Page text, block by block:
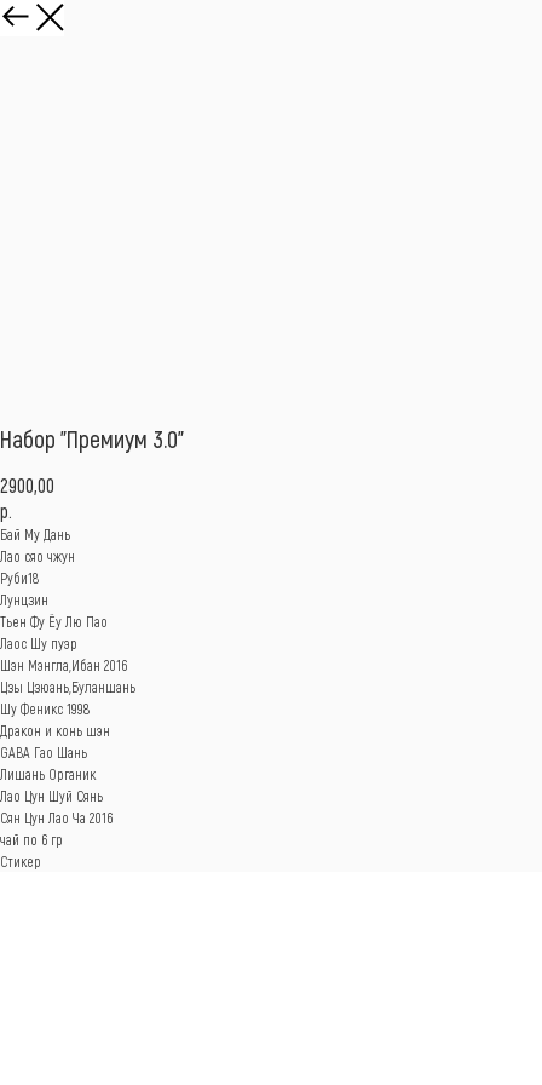
Набор "Премиум 3.0"
2900,00
р.
Бай Му Дань
Лао сяо чжун
Руби18
Лунцзин
Тьен Фу Ёу Лю Пао
Лаос Шу пуэр
Шэн Мэнгла,Ибан 2016
Цзы Цзюань,Буланшань
Шу Феникс 1998
Дракон и конь шэн
GABA Гао Шань
Лишань Органик
Лао Цун Шуй Сянь
Сян Цун Лао Ча 2016
чай по 6 гр
Стикер